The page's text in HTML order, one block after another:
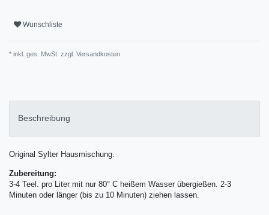
Wunschliste
* inkl. ges. MwSt. zzgl. Versandkosten
Beschreibung
Original Sylter Hausmischung.
Zubereitung:
3-4 Teel. pro Liter mit nur 80° C heißem Wasser übergießen. 2-3
Minuten oder länger (bis zu 10 Minuten) ziehen lassen.